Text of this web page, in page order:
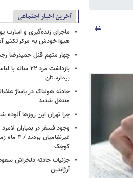
آخرین اخبار اجتماعی
ماجرای زنده‌گیری و اسارت
هیوا خودش به مرکز تکثیر
چهار متهم قتل حمیدرضا
بازداشت مرد
بیمارستان
منتقل شدند
چرا تهران این روزها آلوده
وجود فسفر در بمباران
کوچک
جزئیات حادثه دلخراش
آرژانتین